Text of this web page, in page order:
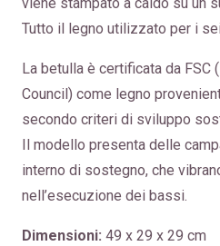
viene stampato a caldo su un
Tutto il legno utilizzato per i
La betulla è certificata da FSC
Council) come legno
secondo criteri di sviluppo
Il modello presenta delle
interno di sostegno, che
nell’esecuzione dei bassi.
Dimensioni: 49 x 29 x 29 cm